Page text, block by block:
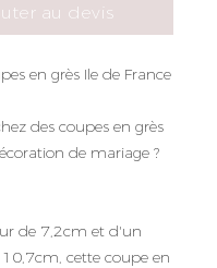
au devis
en grès Ile de France
des coupes en grès
de mariage ?
de 7,2cm et d'un
cette coupe en